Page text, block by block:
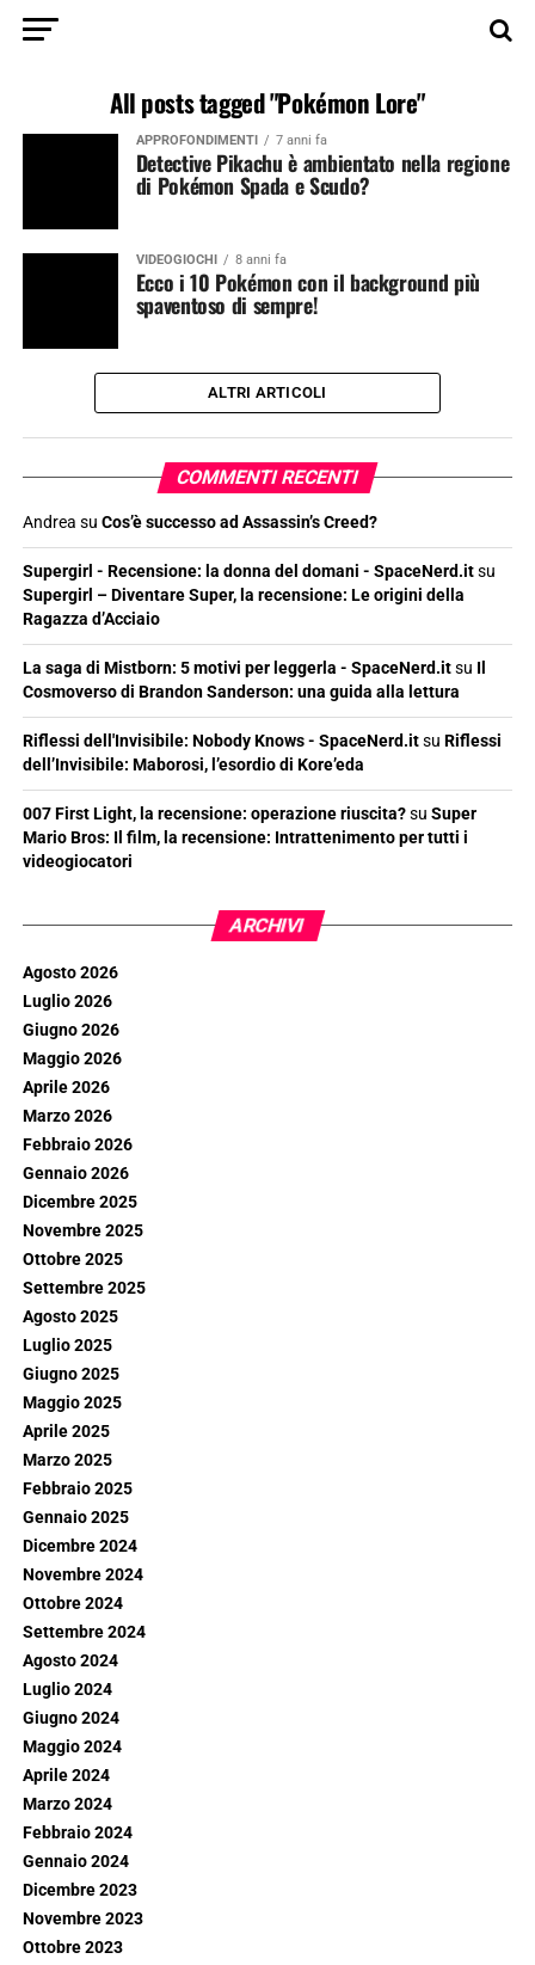
All posts tagged "Pokémon Lore"
APPROFONDIMENTI 7 anni fa
Detective Pikachu è ambientato nella regione
di Pokémon Spada e Scudo?
VIDEOGIOCHI 8 anni fa
Ecco i 10 Pokémon con il background più
spaventoso di sempre!
ALTRI ARTICOLI
COMMENTI RECENTI
Andrea su Cos’è successo ad Assassin’s Creed?
Supergirl - Recensione: la donna del domani - SpaceNerd.itsu
Supergirl – Diventare Super, la recensione: Le origini della
Ragazza d’Acciaio
La saga di Mistborn: 5 motivi per leggerla - SpaceNerd.itsu Il
Cosmoverso di Brandon Sanderson: una guida alla lettura
Riflessi dell'Invisibile: Nobody Knows - SpaceNerd.itsu Riflessi
dell’Invisibile: Maborosi, l’esordio di Kore’eda
007 First Light, la recensione: operazione riuscita?su Super
Mario Bros: Il film, la recensione: Intrattenimento per tutti i
videogiocatori
ARCHIVI
Agosto 2026
Luglio 2026
Giugno 2026
Maggio 2026
Aprile 2026
Marzo 2026
Febbraio 2026
Gennaio 2026
Dicembre 2025
Novembre 2025
Ottobre 2025
Settembre 2025
Agosto 2025
Luglio 2025
Giugno 2025
Maggio 2025
Aprile 2025
Marzo 2025
Febbraio 2025
Gennaio 2025
Dicembre 2024
Novembre 2024
Ottobre 2024
Settembre 2024
Agosto 2024
Luglio 2024
Giugno 2024
Maggio 2024
Aprile 2024
Marzo 2024
Febbraio 2024
Gennaio 2024
Dicembre 2023
Novembre 2023
Ottobre 2023